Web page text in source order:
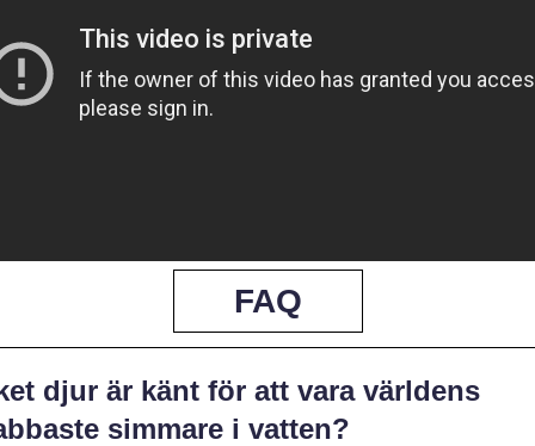
FAQ
djur är känt för att vara världens
simmare i vatten?